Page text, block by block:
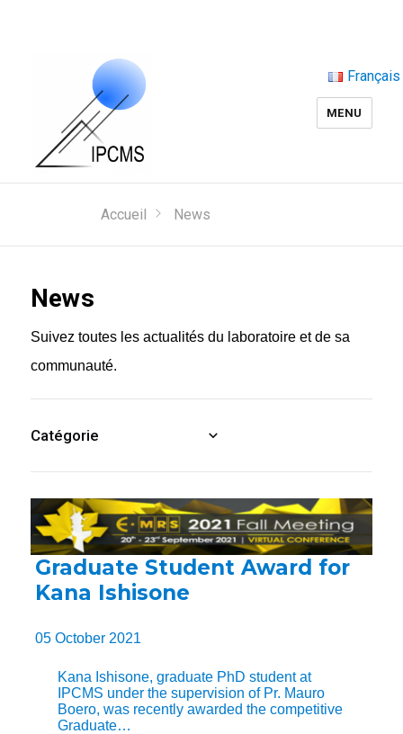
MENU
Français
Accueil News
News
Suivez toutes les actualités du laboratoire et de sa
communauté.
Graduate Student Award for
Kana Ishisone
05 October 2021
Kana Ishisone, graduate PhD student at
IPCMS under the supervision of Pr. Mauro
Boero, was recently awarded the competitive
Graduate…